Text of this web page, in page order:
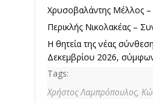
Χρυσοβαλάντης Μέλλος –
Περικλής Νικολακέας –
Η θητεία της νέας
Δεκεμβρίου 2026,
Tags:
Χρήστος Λαμπρόπουλος,